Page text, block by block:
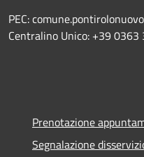
PEC:
Centralino Unico: +39
Prenotazione
Segnalazione